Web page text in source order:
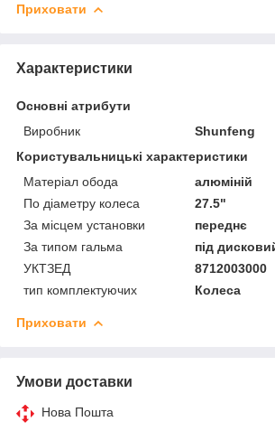
Приховати
Характеристики
Основні атрибути
Виробник
Shunfeng
Користувальницькі характеристики
Матеріал обода
алюміній
По діаметру колеса
27.5"
За місцем установки
переднє
За типом гальма
під
УКТЗЕД
8712003000
тип комплектуючих
Колеса
Приховати
Умови доставки
Нова Пошта